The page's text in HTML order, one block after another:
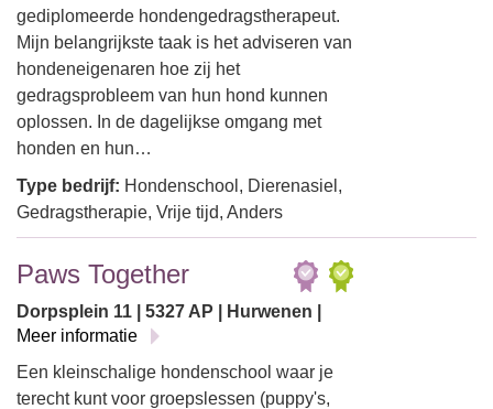
gediplomeerde hondengedragstherapeut.
Mijn belangrijkste taak is het adviseren van
hondeneigenaren hoe zij het
gedragsprobleem van hun hond kunnen
oplossen. In de dagelijkse omgang met
honden en hun…
Type bedrijf: Hondenschool, Dierenasiel,
Gedragstherapie, Vrije tijd, Anders
Paws Together
Dorpsplein 11 | 5327 AP | Hurwenen |
Meer informatie
Een kleinschalige hondenschool waar je
terecht kunt voor groepslessen (puppy's,